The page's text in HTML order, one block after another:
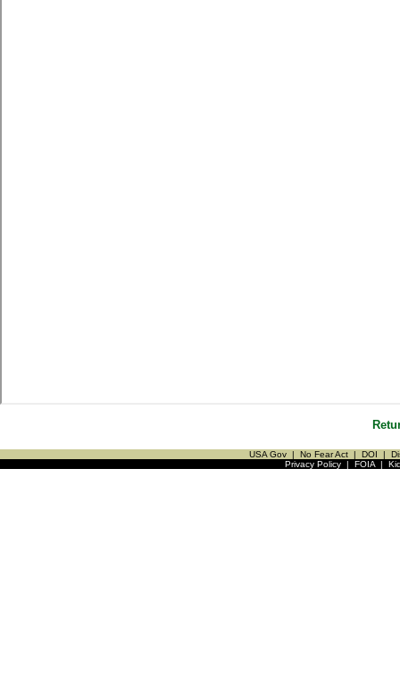
USA Gov | No Fear Act | DOI |
Privacy Policy| FOIA|